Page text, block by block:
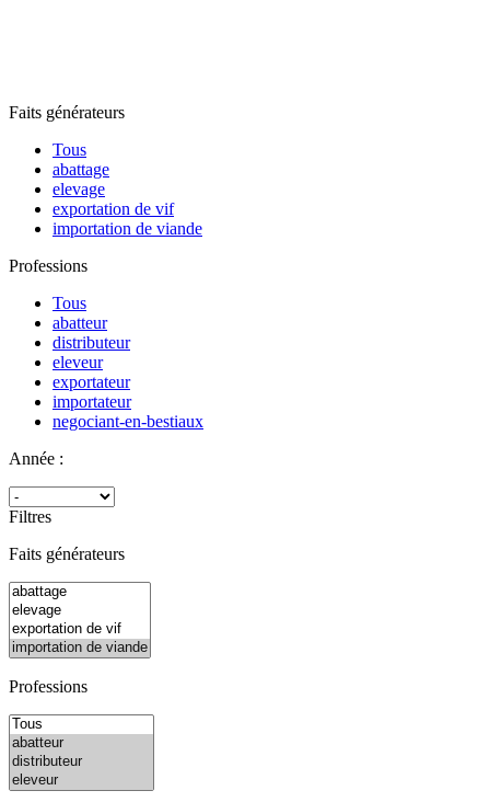
Faits générateurs
Tous
abattage
elevage
exportation de vif
importation de viande
Professions
Tous
abatteur
distributeur
eleveur
exportateur
importateur
negociant-en-bestiaux
Année :
Filtres
Faits générateurs
Professions